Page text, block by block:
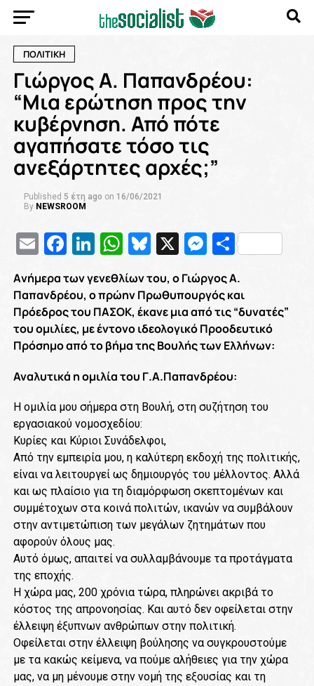
ΠΟΛΙΤΙΚΗ
Γιώργος Α. Παπανδρέου:
“Μια ερώτηση προς την
κυβέρνηση. Από πότε
αγαπήσατε τόσο τις
ανεξάρτητες αρχές;”
Published 5 έτη ago on 16/06/2021
By NEWSROOM
EmailFacebook
LinkedIn
WhatsApp
Bluesky
X
Aνήμερα των γενεθλίων του, ο Γιώργος Α.
Παπανδρέου, ο πρώην Πρωθυπουργός και
Πρόεδρος του ΠΑΣΟΚ, έκανε μια από τις “δυνατές”
του ομιλίες, με έντονο ιδεολογικό Προοδευτικό
Πρόσημο από το βήμα της Βουλής των Ελλήνων:
Αναλυτικά η ομιλία του Γ.Α.Παπανδρέου:
Η ομιλία μου σήμερα στη Βουλή, στη συζήτηση του
εργασιακού νομοσχεδίου:
Κυρίες και Κύριοι Συνάδελφοι,
Από την εμπειρία μου, η καλύτερη εκδοχή της πολιτικής,
είναι να λειτουργεί ως δημιουργός του μέλλοντος. Αλλά
και ως πλαίσιο για τη διαμόρφωση σκεπτομένων και
συμμέτοχων στα κοινά πολιτών, ικανών να συμβάλουν
στην αντιμετώπιση των μεγάλων ζητημάτων που
αφορούν όλους μας.
Αυτό όμως, απαιτεί να συλλαμβάνουμε τα προτάγματα
της εποχής.
Η χώρα μας, 200 χρόνια τώρα, πληρώνει ακριβά το
κόστος της απρονοησίας. Και αυτό δεν οφείλεται στην
έλλειψη έξυπνων ανθρώπων στην πολιτική.
Οφείλεται στην έλλειψη βούλησης να συγκρουστούμε
με τα κακώς κείμενα, να πούμε αλήθειες για την χώρα
μας, να μη μένουμε στην νομή της εξουσίας και τη